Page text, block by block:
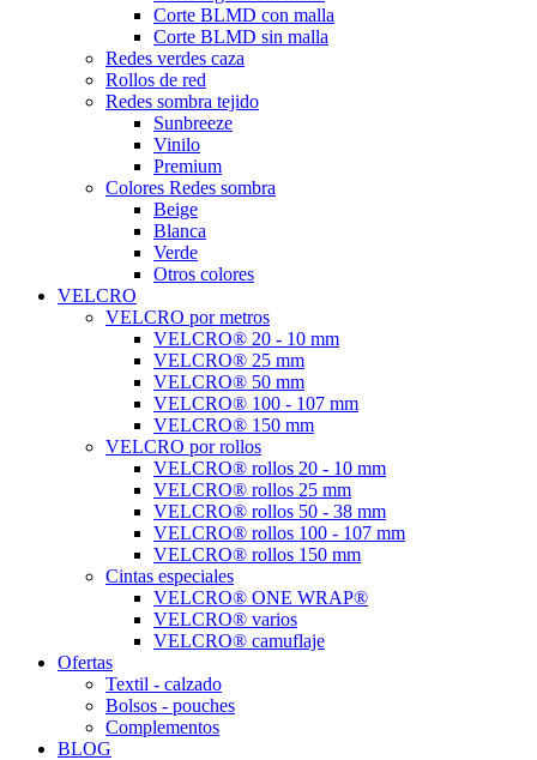
Corte BLMD con malla
Corte BLMD sin malla
Redes verdes caza
Rollos de red
Redes sombra tejido
Sunbreeze
Vinilo
Premium
Colores Redes sombra
Beige
Blanca
Verde
Otros colores
VELCRO
VELCRO por metros
VELCRO® 20 - 10 mm
VELCRO® 25 mm
VELCRO® 50 mm
VELCRO® 100 - 107 mm
VELCRO® 150 mm
VELCRO por rollos
VELCRO® rollos 20 - 10 mm
VELCRO® rollos 25 mm
VELCRO® rollos 50 - 38 mm
VELCRO® rollos 100 - 107 mm
VELCRO® rollos 150 mm
Cintas especiales
VELCRO® ONE WRAP®
VELCRO® varios
VELCRO® camuflaje
Ofertas
Textil - calzado
Bolsos - pouches
Complementos
BLOG